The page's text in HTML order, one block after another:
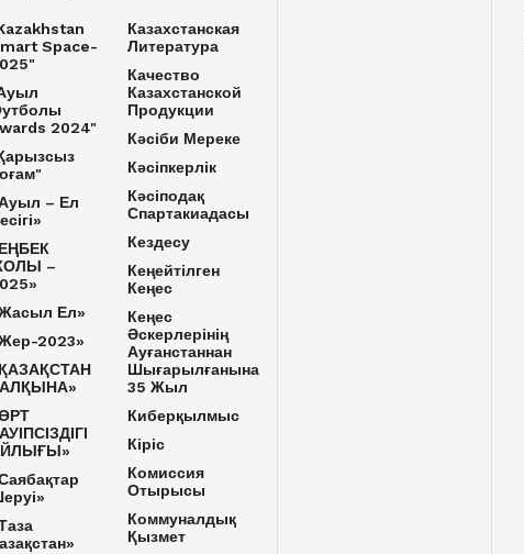
Space-
2024"
– Ел
–
Ел»
2023»
Казахстанская
Литература
Качество
Казахстанской
Продукции
Кәсіби Мереке
Кәсіпкерлік
Кәсіподақ
Спартакиадасы
Кездесу
Кеңейтілген
Кеңес
Кеңес
Әскерлерінің
Ауғанстаннан
Шығарылғанына
35 Жыл
Киберқылмыс
Кіріс
Комиссия
Отырысы
Коммуналдық
Қызмет